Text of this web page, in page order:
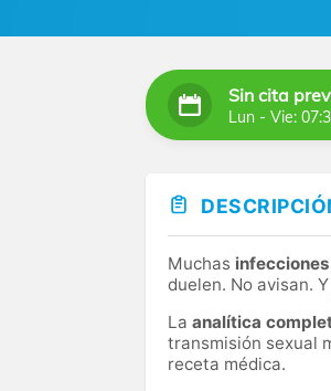
Sin cita
Lun - Vie:
Muchas
duelen. No avisan.
La analítica
transmisión sexual
receta médica.